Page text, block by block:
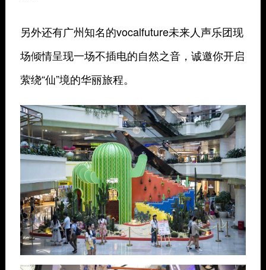
另外还有广州知名的vocalfuture未来人声乐团现
场倾情呈现一场不插电的自然之音，诚邀你开启
萦绕“仙”境的华丽旅程。